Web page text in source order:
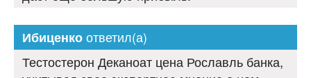
Ибиценкоответил(а)
Тестостерон Деканоат цена Рославль банка,